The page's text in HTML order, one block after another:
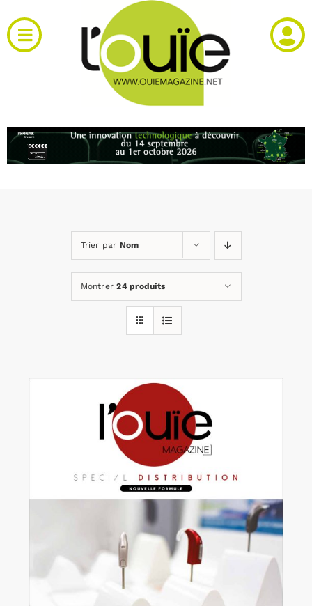
au
contenu
Toggle
Navigation
RH et emploi
Annonces emploi
Trier par Nom
Montrer24 produits